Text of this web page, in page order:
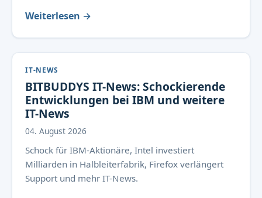
Weiterlesen →
IT-NEWS
BITBUDDYS IT-News: Schockierende
Entwicklungen bei IBM und weitere
IT-News
04. August 2026
Schock für IBM-Aktionäre, Intel investiert
Milliarden in Halbleiterfabrik, Firefox verlängert
Support und mehr IT-News.